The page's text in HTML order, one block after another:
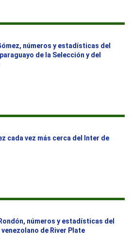
números y estadísticas del
de la Selección y del
cada vez más cerca del Inter de
números y estadísticas del
de River Plate